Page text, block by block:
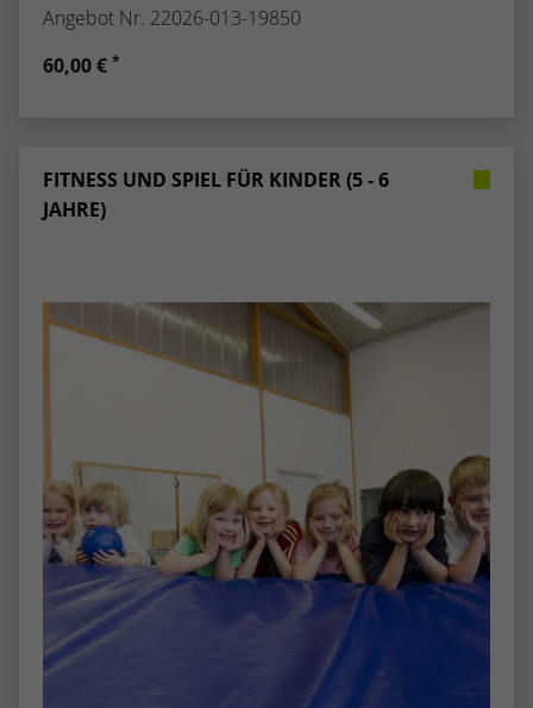
Angebot Nr. 22026-013-19850
60,00 € *
FITNESS UND SPIEL FÜR KINDER (5 - 6
JAHRE)